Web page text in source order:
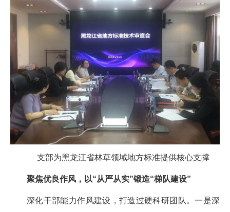
支部为黑龙江省林草领域地方标准提供核心支撑
聚焦优良作风，以“从严从实”锻造“梯队建设”
深化干部能力作风建设，打造过硬科研团队。一是深